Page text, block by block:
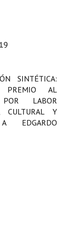
SINTÉTICA:
PREMIO AL
LABOR
CULTURAL Y
EDGARDO